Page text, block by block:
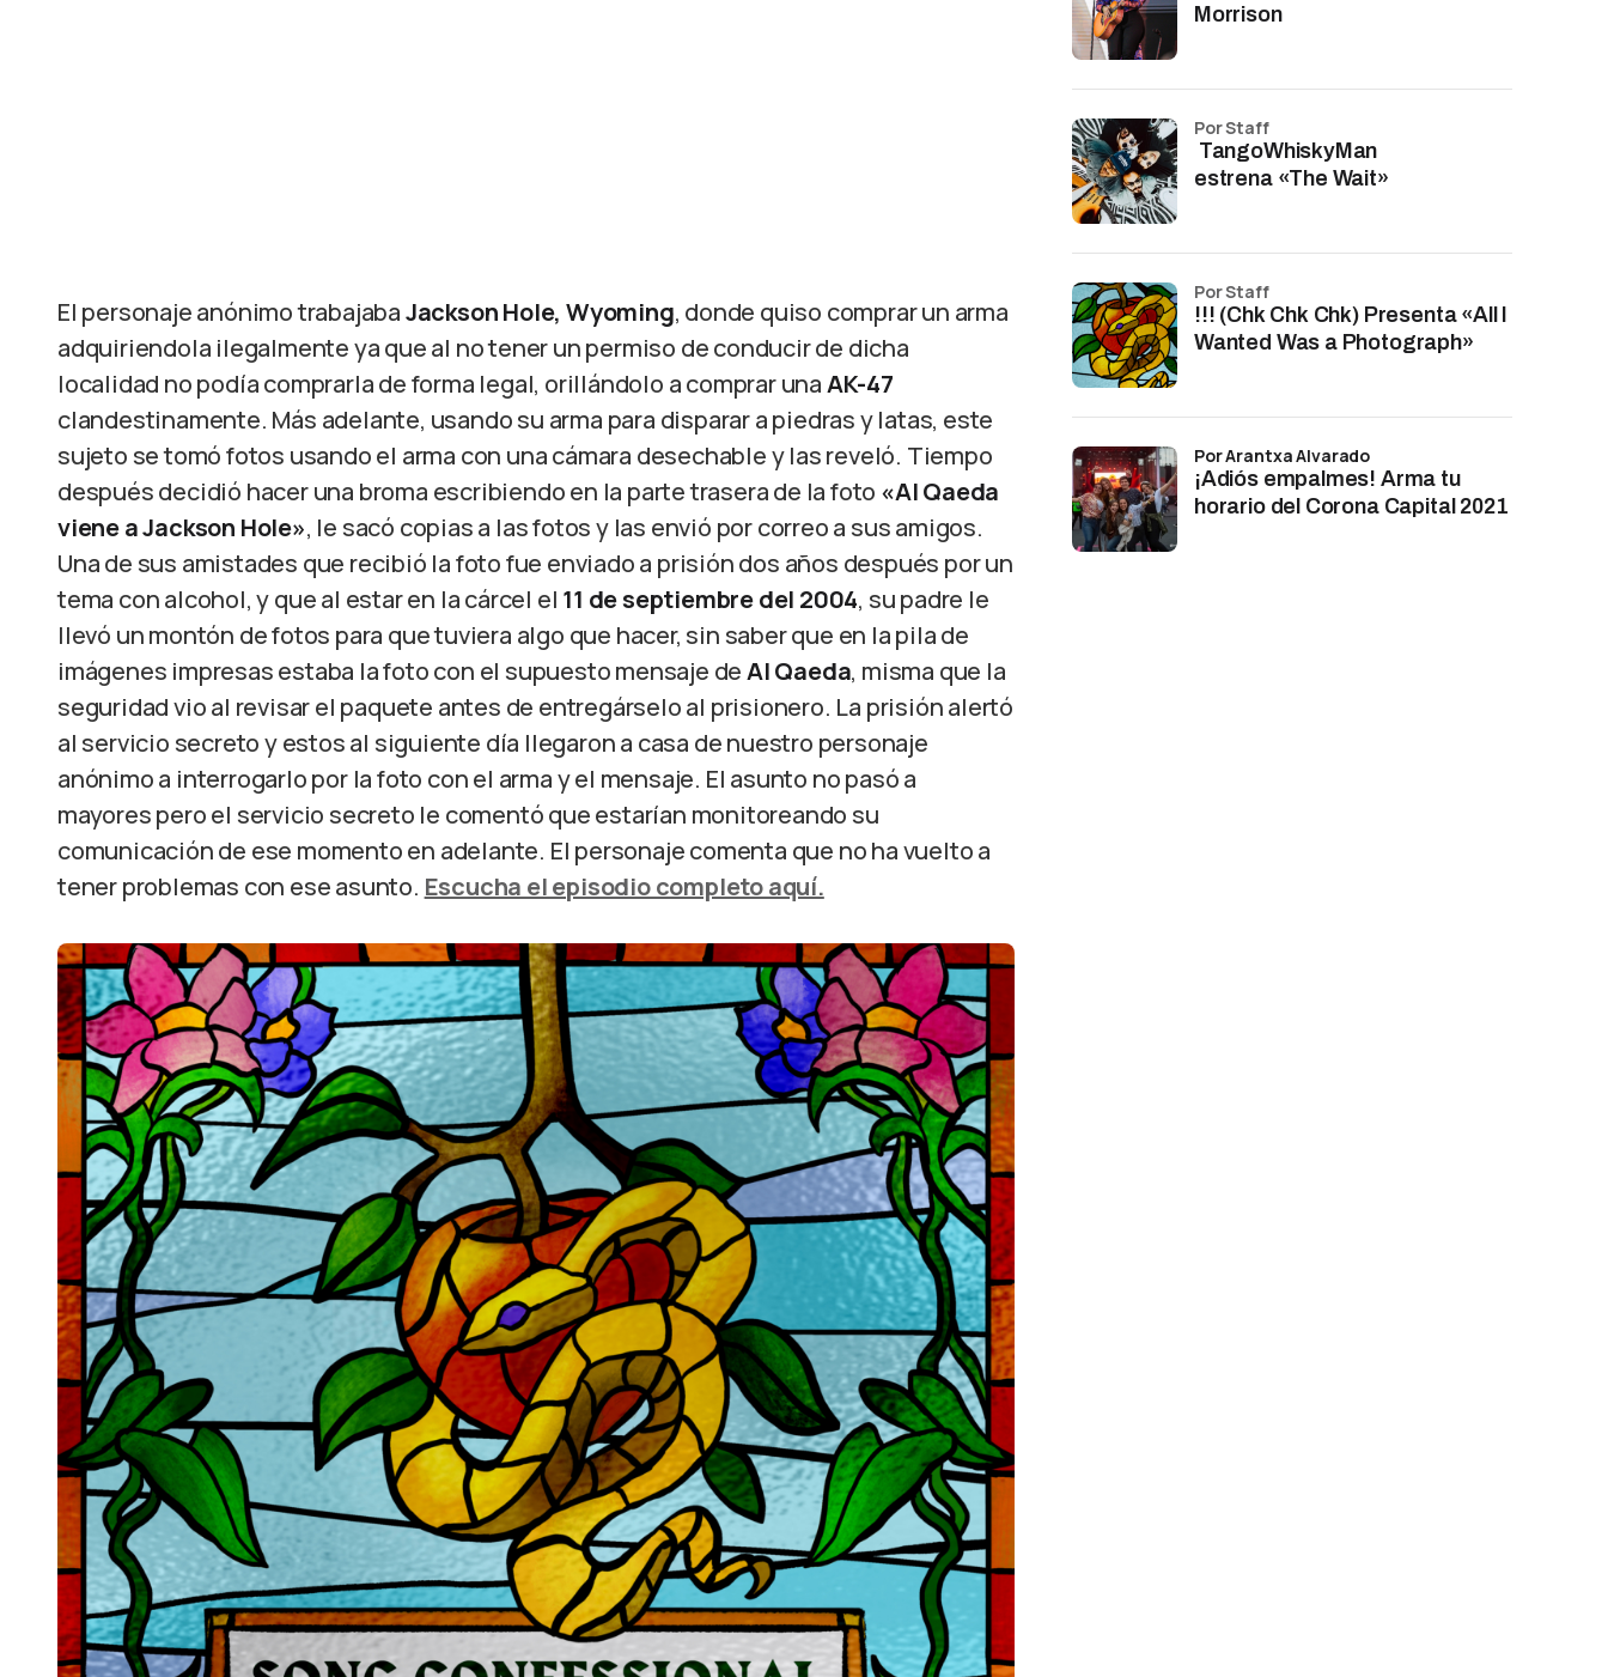
El personaje anónimo trabajabaJackson Hole, Wyoming, donde quiso comprar un arma
adquiriendola ilegalmente ya que al no tener un permiso de conducir de dicha
localidad no podía comprarla de forma legal, orillándolo a comprar unaAK-47
clandestinamente. Más adelante, usando su arma para disparar a piedras y latas, este
sujeto se tomó fotos usando el arma con una cámara desechable y las reveló. Tiempo
después decidió hacer una broma escribiendo en la parte trasera de la foto «Al Qaeda
viene a Jackson Hole», le sacó copias a las fotos y las envió por correo a sus amigos.
Una de sus amistades que recibió la foto fue enviado a prisión dos años después por un
tema con alcohol, y que al estar en la cárcel el 11 de septiembre del 2004, su padre le
llevó un montón de fotos para que tuviera algo que hacer, sin saber que en la pila de
imágenes impresas estaba la foto con el supuesto mensaje deAl Qaeda, misma que la
seguridad vio al revisar el paquete antes de entregárselo al prisionero. La prisión alertó
al servicio secreto y estos al siguiente día llegaron a casa de nuestro personaje
anónimo a interrogarlo por la foto con el arma y el mensaje. El asunto no pasó a
mayores pero el servicio secreto le comentó que estarían monitoreando su
comunicación de ese momento en adelante. El personaje comenta que no ha vuelto a
tener problemas con ese asunto. Escucha el episodio completo aquí.
Morrison
TangoWhiskyMan
estrena «The Wait»
por Staff
!!! (Chk Chk Chk) Presenta «All I
Wanted Was a Photograph»
por Staff
¡Adiós empalmes! Arma tu
horario del Corona Capital 2021
por Arantxa Alvarado